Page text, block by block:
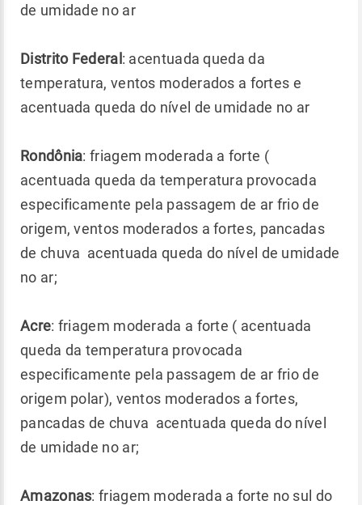
de umidade no ar
Distrito Federal : acentuada queda da
temperatura, ventos moderados a fortes e
acentuada queda do nível de umidade no ar
Rondônia: friagem moderada a forte (
acentuada queda da temperatura provocada
especificamente pela passagem de ar frio de
origem, ventos moderados a fortes, pancadas
de chuva acentuada queda do nível de umidade
no ar;
Acre: friagem moderada a forte ( acentuada
queda da temperatura provocada
especificamente pela passagem de ar frio de
origem polar), ventos moderados a fortes,
pancadas de chuva acentuada queda do nível
de umidade no ar;
Amazonas: friagem moderada a forte no sul do